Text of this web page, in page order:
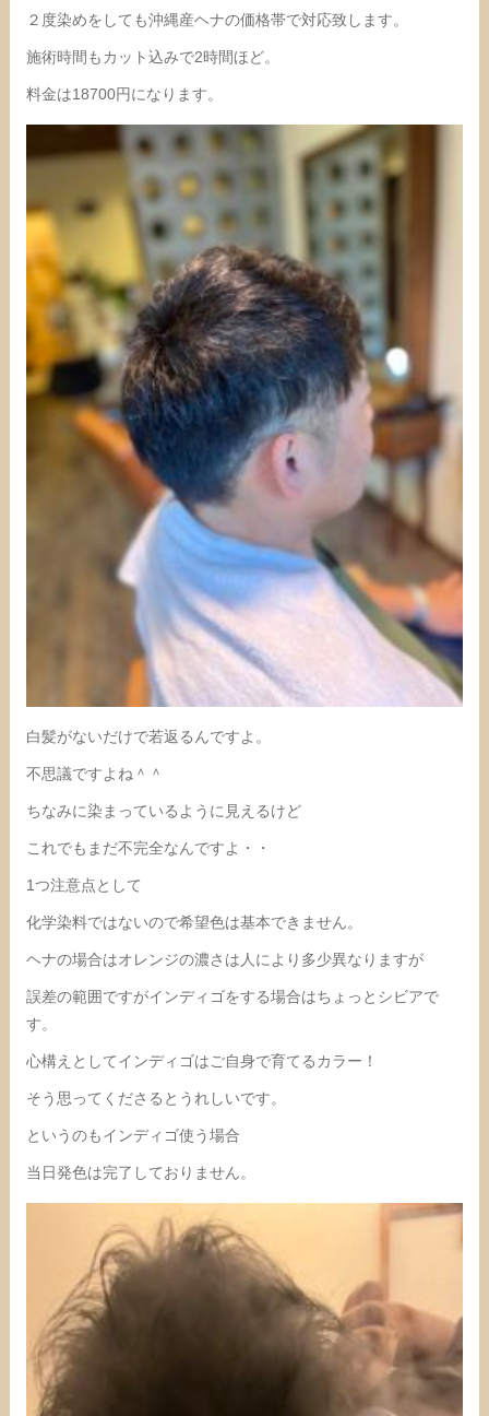
２度染めをしても沖縄産ヘナの価格帯で対応致します。
施術時間もカット込みで2時間ほど。
料金は18700円になります。
白髪がないだけで若返るんですよ。
不思議ですよね＾＾
ちなみに染まっているように見えるけど
これでもまだ不完全なんですよ・・
1つ注意点として
化学染料ではないので希望色は基本できません。
ヘナの場合はオレンジの濃さは人により多少異なりますが
誤差の範囲ですがインディゴをする場合はちょっとシビアで
す。
心構えとしてインディゴはご自身で育てるカラー！
そう思ってくださるとうれしいです。
というのもインディゴ使う場合
当日発色は完了しておりません。